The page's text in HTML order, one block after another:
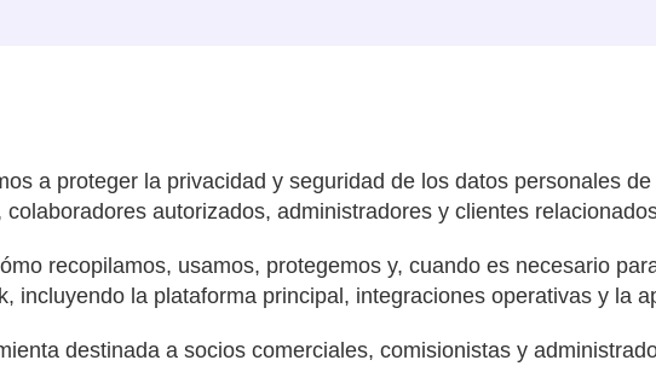
a proteger la privacidad y seguridad de los datos personales
autorizados, administradores y clientes
recopilamos, usamos, protegemos y, cuando es necesario
incluyendo la plataforma principal, integraciones operativas y la
destinada a socios comerciales, comisionistas y